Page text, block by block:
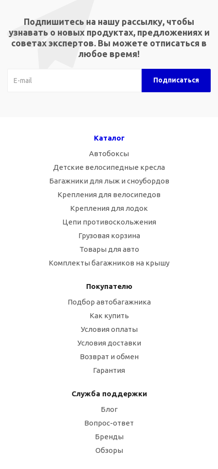
Подпишитесь на нашу рассылку, чтобы
узнавать о новых продуктах, предложениях и
советах экспертов. Вы можете отписаться в
любое время!
Каталог
Автобоксы
Детские велосипедные кресла
Багажники для лыж и сноубордов
Крепления для велосипедов
Крепления для лодок
Цепи противоскольжения
Грузовая корзина
Товары для авто
Комплекты багажников на крышу
Покупателю
Подбор автобагажника
Как купить
Условия оплаты
Условия доставки
Возврат и обмен
Гарантия
Служба поддержки
Блог
Вопрос-ответ
Бренды
Обзоры